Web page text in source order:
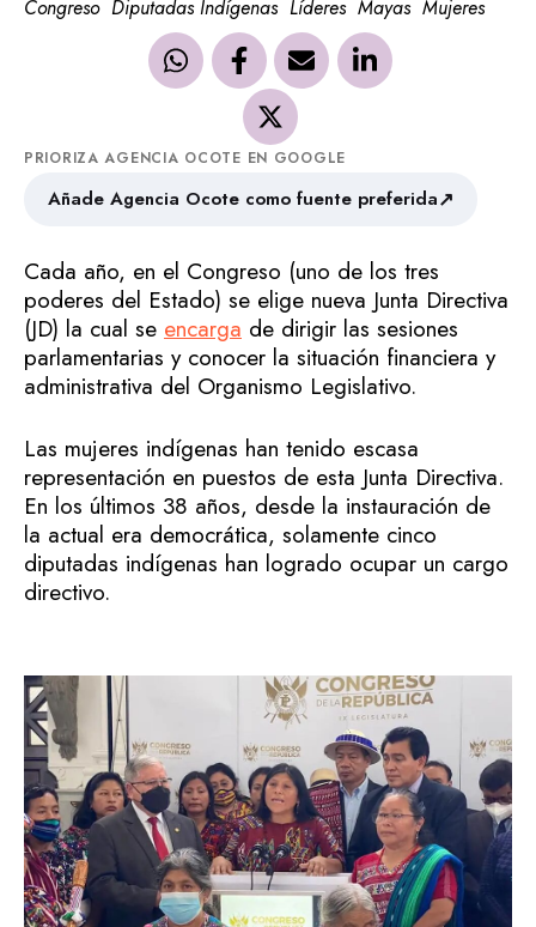
Congreso Diputadas Indígenas Líderes Mayas Mujeres
PRIORIZA AGENCIA OCOTE EN GOOGLE
Añade Agencia Ocote como fuente preferida↗
Cada año, en el Congreso (uno de los tres
poderes del Estado) se elige nueva Junta Directiva
(JD) la cual se encarga de dirigir las sesiones
parlamentarias y conocer la situación financiera y
administrativa del Organismo Legislativo.
Las mujeres indígenas han tenido escasa
representación en puestos de esta Junta Directiva.
En los últimos 38 años, desde la instauración de
la actual era democrática, solamente cinco
diputadas indígenas han logrado ocupar un cargo
directivo.